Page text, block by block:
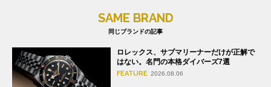
SAME BRAND
同じブランドの記事
ロレックス、サブマリーナーだけが正解で
はない。名門の本格ダイバーズ7選
FEATURE 2026.08.06